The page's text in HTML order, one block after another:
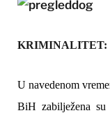
KRIMINALITET:
U navedenom
BiH zabilježena